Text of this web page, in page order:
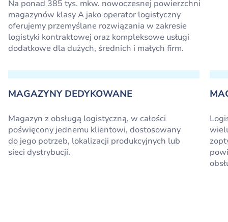
Na ponad 385 tys. mkw. nowoczesnej powierzchni
magazynów klasy A jako operator logistyczny
oferujemy przemyślane rozwiązania w zakresie
logistyki kontraktowej oraz kompleksowe usługi
dodatkowe dla dużych, średnich i małych firm.
MAGAZYNY DEDYKOWANE
Magazyn z obsługą logistyczną, w całości
poświęcony jednemu klientowi, dostosowany
do jego potrzeb, lokalizacji produkcyjnych lub
sieci dystrybucji.